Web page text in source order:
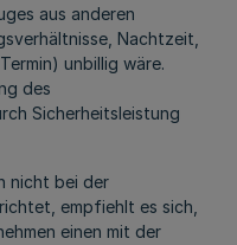
aus anderen
Nachtzeit,
unbillig wäre.
des
Sicherheitsleistung
nicht bei der
empfiehlt es sich,
einen mit der